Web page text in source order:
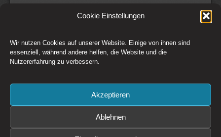
Cookie Einstellungen
Wir nutzen Cookies auf unserer Website. Einige von ihnen sind
essenziell, während andere helfen, die Website und die
Nutzererfahrung zu verbessern.
Akzeptieren
Ablehnen
Switch to Desktop Version
Copyright © 1993-2026 CSM Production GmbH Österreich - Creative
der CSM Production GmbH
Bildrechte: CSM Production GmbH, Fotolia / Adobe Stock, sofern nicht